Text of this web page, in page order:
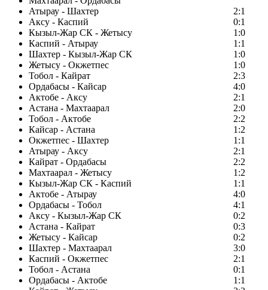
Атырау - Шахтер
2:1
Аксу - Каспий
0:1
Кызыл-Жар СК - Жетысу
1:0
Каспий - Атырау
1:1
Шахтер - Кызыл-Жар СК
1:0
Жетысу - Окжетпес
1:0
Тобол - Кайрат
2:3
Ордабасы - Кайсар
4:0
Актобе - Аксу
2:1
Астана - Махтаарал
2:0
Тобол - Актобе
2:2
Кайсар - Астана
1:2
Окжетпес - Шахтер
1:1
Атырау - Аксу
2:1
Кайрат - Ордабасы
2:2
Махтаарал - Жетысу
1:2
Кызыл-Жар СК - Каспий
1:1
Актобе - Атырау
4:0
Ордабасы - Тобол
4:1
Аксу - Кызыл-Жар СК
0:2
Астана - Кайрат
0:3
Жетысу - Кайсар
0:2
Шахтер - Махтаарал
3:0
Каспий - Окжетпес
2:1
Тобол - Астана
0:1
Ордабасы - Актобе
1:1